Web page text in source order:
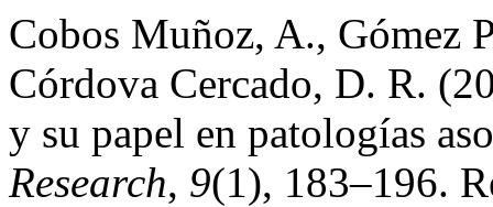
Cobos Muñoz, A., Gómez
Córdova Cercado, D. R.
y su papel en patologías
Research, 9(1), 183–196.